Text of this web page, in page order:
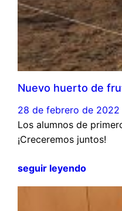
Nuevo huerto de
28 de febrero de 2022
Los alumnos de
¡Creceremos juntos!
seguir leyendo